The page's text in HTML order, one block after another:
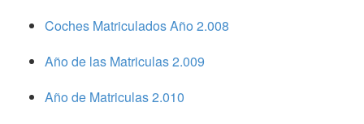
Coches Matriculados Año 2.008
Año de las Matriculas 2.009
Año de Matriculas 2.010